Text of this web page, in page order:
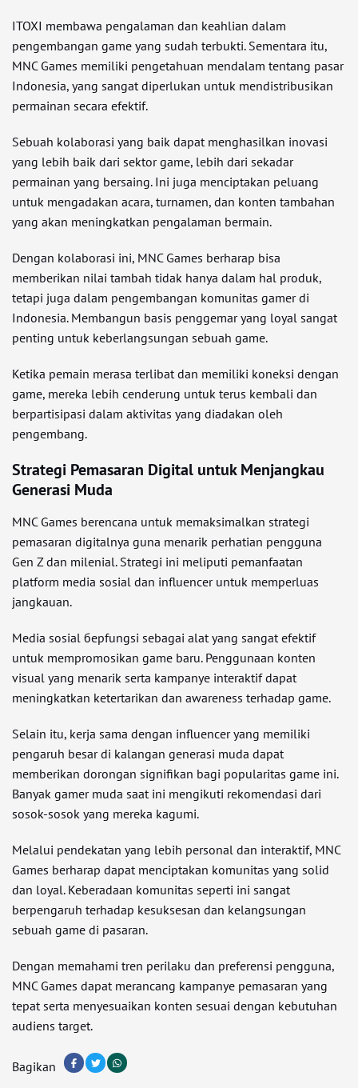
ITOXI membawa pengalaman dan keahlian dalam
pengembangan game yang sudah terbukti. Sementara itu,
MNC Games memiliki pengetahuan mendalam tentang pasar
Indonesia, yang sangat diperlukan untuk mendistribusikan
permainan secara efektif.
Sebuah kolaborasi yang baik dapat menghasilkan inovasi
yang lebih baik dari sektor game, lebih dari sekadar
permainan yang bersaing. Ini juga menciptakan peluang
untuk mengadakan acara, turnamen, dan konten tambahan
yang akan meningkatkan pengalaman bermain.
Dengan kolaborasi ini, MNC Games berharap bisa
memberikan nilai tambah tidak hanya dalam hal produk,
tetapi juga dalam pengembangan komunitas gamer di
Indonesia. Membangun basis penggemar yang loyal sangat
penting untuk keberlangsungan sebuah game.
Ketika pemain merasa terlibat dan memiliki koneksi dengan
game, mereka lebih cenderung untuk terus kembali dan
berpartisipasi dalam aktivitas yang diadakan oleh
pengembang.
Strategi Pemasaran Digital untuk Menjangkau
Generasi Muda
MNC Games berencana untuk memaksimalkan strategi
pemasaran digitalnya guna menarik perhatian pengguna
Gen Z dan milenial. Strategi ini meliputi pemanfaatan
platform media sosial dan influencer untuk memperluas
jangkauan.
Media sosial берfungsi sebagai alat yang sangat efektif
untuk mempromosikan game baru. Penggunaan konten
visual yang menarik serta kampanye interaktif dapat
meningkatkan ketertarikan dan awareness terhadap game.
Selain itu, kerja sama dengan influencer yang memiliki
pengaruh besar di kalangan generasi muda dapat
memberikan dorongan signifikan bagi popularitas game ini.
Banyak gamer muda saat ini mengikuti rekomendasi dari
sosok-sosok yang mereka kagumi.
Melalui pendekatan yang lebih personal dan interaktif, MNC
Games berharap dapat menciptakan komunitas yang solid
dan loyal. Keberadaan komunitas seperti ini sangat
berpengaruh terhadap kesuksesan dan kelangsungan
sebuah game di pasaran.
Dengan memahami tren perilaku dan preferensi pengguna,
MNC Games dapat merancang kampanye pemasaran yang
tepat serta menyesuaikan konten sesuai dengan kebutuhan
audiens target.
Bagikan